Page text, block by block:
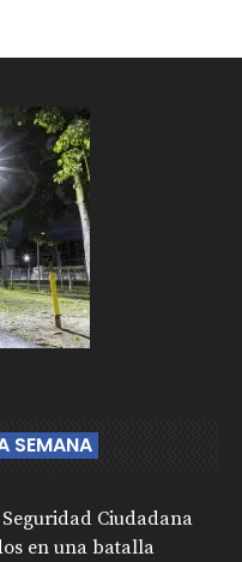
SEMANA
Ciudadana
en una batalla